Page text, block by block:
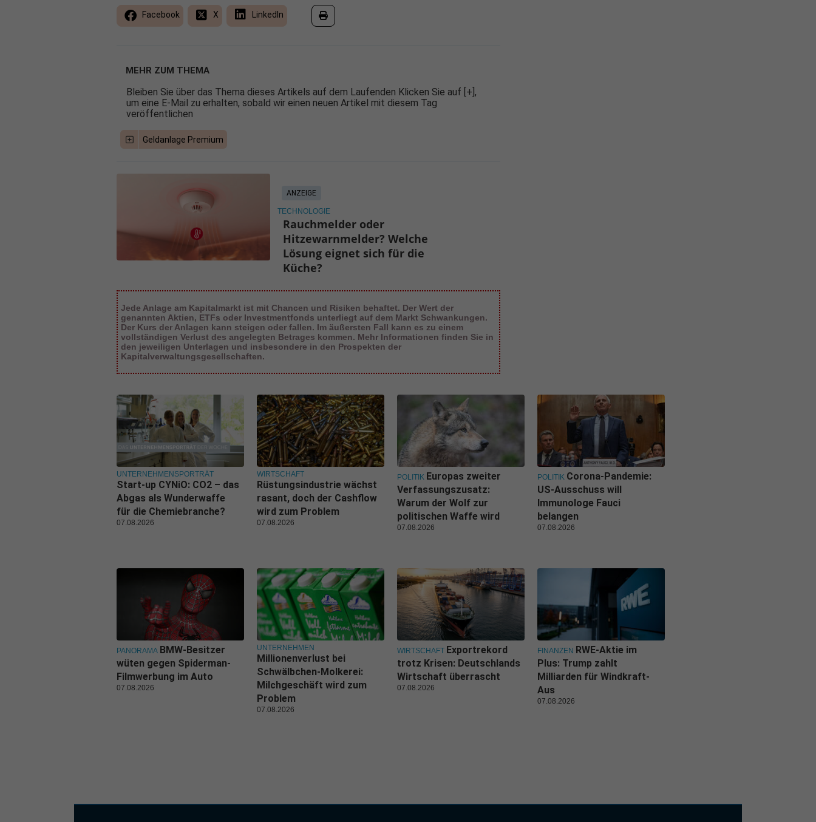
Facebook X LinkedIn
MEHR ZUM THEMA
Bleiben Sie über das Thema dieses Artikels auf dem Laufenden Klicken Sie auf [+],
um eine E-Mail zu erhalten, sobald wir einen neuen Artikel mit diesem Tag
veröffentlichen
Geldanlage Premium
ANZEIGE
TECHNOLOGIE
Rauchmelder oder
Hitzewarnmelder? Welche
Lösung eignet sich für die
Küche?
Jede Anlage am Kapitalmarkt ist mit Chancen und Risiken behaftet. Der Wert der
genannten Aktien, ETFs oder Investmentfonds unterliegt auf dem Markt Schwankungen.
Der Kurs der Anlagen kann steigen oder fallen. Im äußersten Fall kann es zu einem
vollständigen Verlust des angelegten Betrages kommen. Mehr Informationen finden Sie in
den jeweiligen Unterlagen und insbesondere in den Prospekten der
Kapitalverwaltungsgesellschaften.
UNTERNEHMENSPORTRÄT
Start-up CYNiO: CO2 – das
Abgas als Wunderwaffe
für die Chemiebranche?
07.08.2026
WIRTSCHAFT
Rüstungsindustrie wächst
rasant, doch der Cashflow
wird zum Problem
07.08.2026
POLITIK Europas zweiter
Verfassungszusatz:
Warum der Wolf zur
politischen Waffe wird
07.08.2026
POLITIK Corona-Pandemie:
US-Ausschuss will
Immunologe Fauci
belangen
07.08.2026
PANORAMA BMW-Besitzer
wüten gegen Spiderman-
Filmwerbung im Auto
07.08.2026
UNTERNEHMEN
Millionenverlust bei
Schwälbchen-Molkerei:
Milchgeschäft wird zum
Problem
07.08.2026
WIRTSCHAFT Exportrekord
trotz Krisen: Deutschlands
Wirtschaft überrascht
07.08.2026
FINANZEN RWE-Aktie im
Plus: Trump zahlt
Milliarden für Windkraft-
Aus
07.08.2026